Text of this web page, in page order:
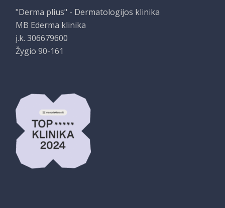
"Derma plius" - Dermatologijos klinika
MB Ederma klinika
į.k. 306679600
Žygio 90-161